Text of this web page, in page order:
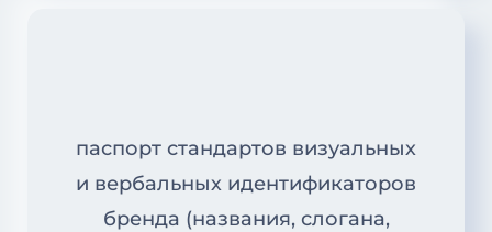
паспорт стандартов визуальных
и вербальных идентификаторов
бренда (названия, слогана,